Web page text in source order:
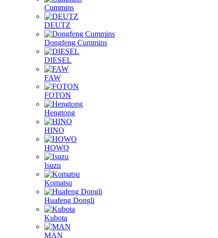
Cummins
DEUTZ
Dongfeng Cummins
DIESEL
FAW
FOTON
Hengtong
HINO
HOWO
Isuzu
Komatsu
Huafeng Dongli
Kubota
MAN